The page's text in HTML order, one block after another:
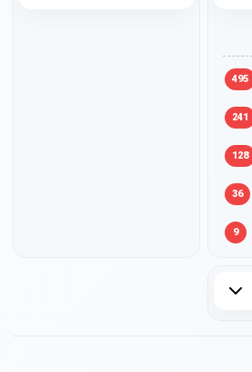
495
241
128
36
9